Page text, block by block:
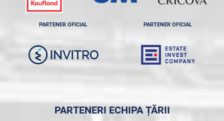
PARTENER OFICIAL PARTENER OFICIAL
PARTENERI ECHIPA ȚĂRII